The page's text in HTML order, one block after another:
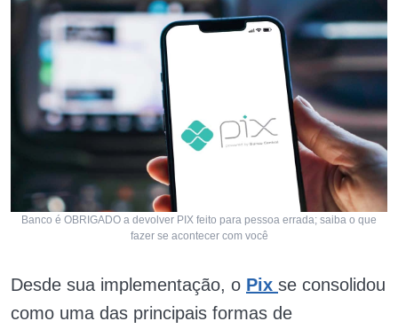
Banco é OBRIGADO a devolver PIX feito para pessoa errada; saiba o que
fazer se acontecer com você
Desde sua implementação, o Pix se consolidou
como uma das principais formas de